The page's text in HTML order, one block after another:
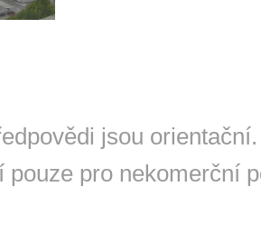
jsou
pouze pro nekomerční